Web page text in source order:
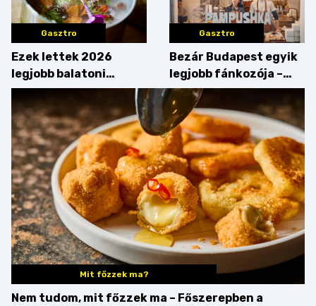
Gasztro
Ezek lettek 2026
legjobb balatoni
strandételei –
végigkóstoltuk a
győzteseket
Gasztro
Bezár Budapest egyik
legjobb fánkozója –
búcsúzik a Pampushka
Mit főzzek ma?
Nem tudom, mit főzzek ma – Főszerepben a